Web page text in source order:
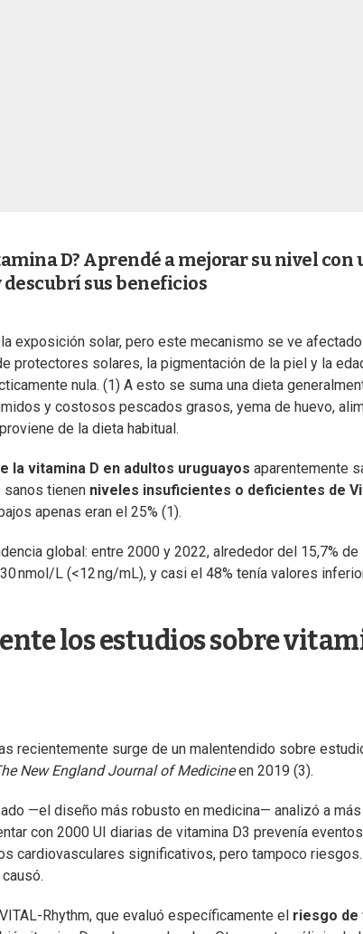
D? Aprendé a mejorar su nivel
descubrí sus beneficios
exposición solar, pero este mecanismo se ve
protectores solares, la pigmentación de la piel y la
nula. (1) A esto se suma una dieta
y costosos pescados grasos, yema de huevo,
de la dieta habitual.
la vitamina D en adultos uruguayos aparentemente
sanos tienen niveles insuficientes o deficientes de
apenas eran el 25% (1).
global: entre 2000 y 2022, alrededor del 15,7%
nmol/L (<12 ng/mL), y casi el 48% tenía valores
los estudios sobre
recientemente surge de un malentendido sobre
New England Journal of Medicineen 2019 (3).
—el diseño más robusto en medicina— analizó a
con 2000 UI diarias de vitamina D3 prevenía
cardiovasculares significativos, pero tampoco
Rhythm, que evaluó específicamente el riesgo de